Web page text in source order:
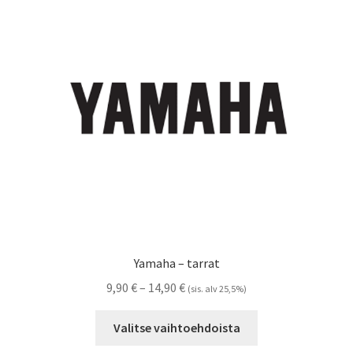
Yamaha – tarrat
9,90 €– 14,90 €Hintaluokka:
-
(sis. alv 25,5%)
Valitse vaihtoehdoista